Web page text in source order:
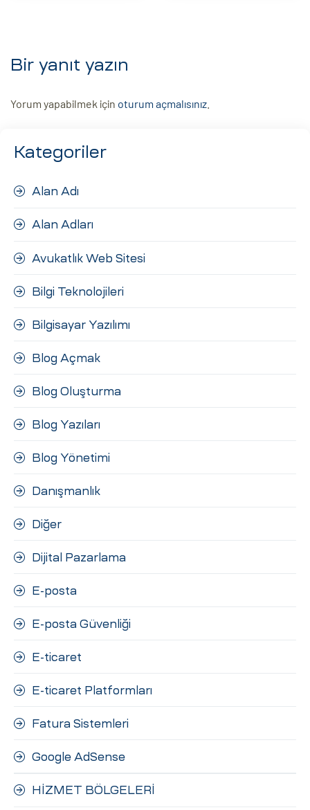
Bir yanıt yazın
Yorum yapabilmek için oturum açmalısınız
Kategoriler
Alan Adı
Alan Adları
Avukatlık Web Sitesi
Bilgi Teknolojileri
Bilgisayar Yazılımı
Blog Açmak
Blog Oluşturma
Blog Yazıları
Blog Yönetimi
Danışmanlık
Diğer
Dijital Pazarlama
E-posta
E-posta Güvenliği
E-ticaret
E-ticaret Platformları
Fatura Sistemleri
Google AdSense
HİZMET BÖLGELERİ